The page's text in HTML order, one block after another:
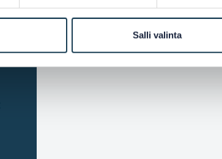
Salli valinta